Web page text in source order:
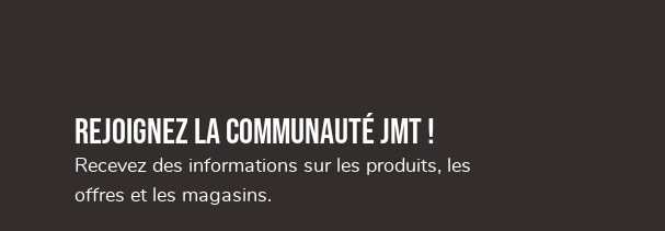
Rejoignez la communauté JMT !
Recevez des informations sur les produits, les
offres et les magasins.